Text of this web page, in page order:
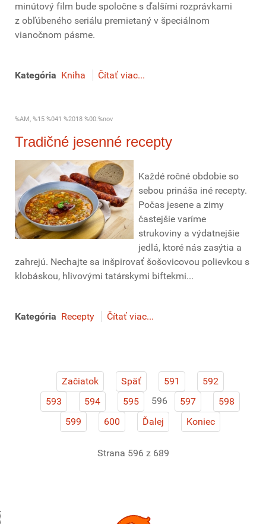
minútový film bude spoločne s ďalšími rozprávkami
z obľúbeného seriálu premietaný v špeciálnom
vianočnom pásme.
Kategória Kniha Čítať viac...
%AM, %15 %041 %2018 %00:%nov
Tradičné jesenné recepty
Každé ročné obdobie so
sebou prináša iné recepty.
Počas jesene a zimy
častejšie varíme
strukoviny a výdatnejšie
jedlá, ktoré nás zasýtia a
zahrejú. Nechajte sa inšpirovať šošovicovou polievkou s
klobáskou, hlivovými tatárskymi biftekmi...
Kategória Recepty Čítať viac...
Začiatok Späť 591
592
593
594 595 596 597
598
599
600 Ďalej Koniec
Strana 596 z 689